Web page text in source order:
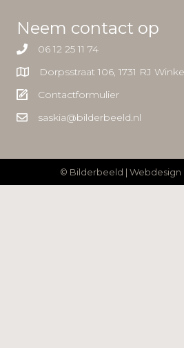
Neem contact op
06 12 25 11 74
Dorpsstraat 106, 1731 RJ
Contactformulier
saskia@bilderbeeld.nl
© Bilderbeeld | Webdesign